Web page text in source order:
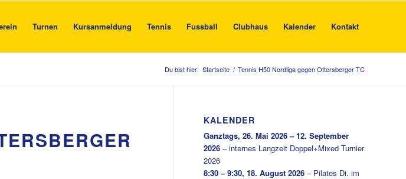
Turnen Kursanmeldung Tennis Fussball Clubhaus Kalender Kontakt
Du bist hier: Startseite / Tennis H50 Nordliga gegen Ottersberger TC
KALENDER
Ganztags,26. Mai 2026 – 12. September
2026 –internes Langzeit Doppel+Mixed Turnier
2026
8:30 – 9:30,18. August 2026 – Pilates Di. im